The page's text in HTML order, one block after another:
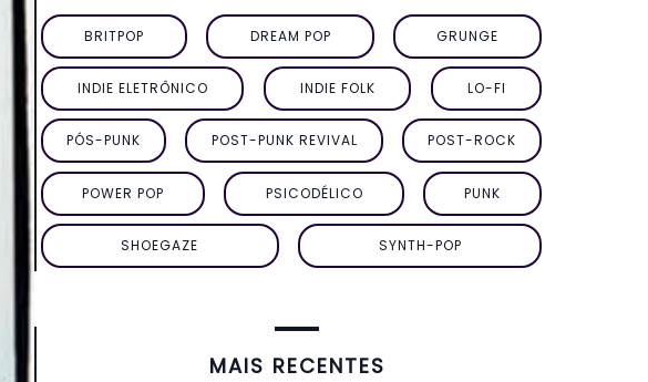
BRITPOP DREAM POP GRUNGE
INDIE ELETRÔNICO INDIE FOLK LO-FI
PÓS-PUNK POST-PUNK REVIVAL POST-ROCK
POWER POP PSICODÉLICO PUNK
SHOEGAZE SYNTH-POP
MAIS RECENTES